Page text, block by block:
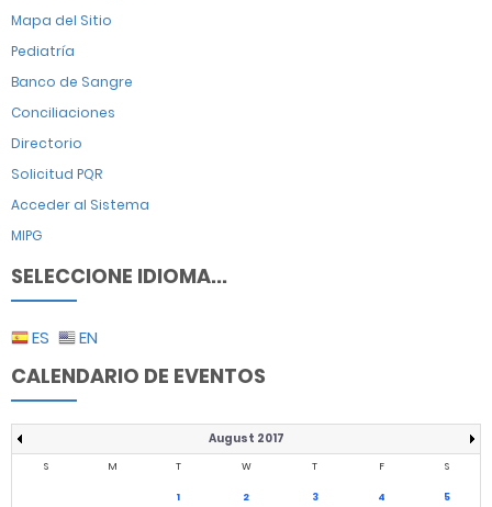
Mapa del Sitio
Pediatría
Banco de Sangre
Conciliaciones
Directorio
Solicitud PQR
Acceder al Sistema
MIPG
SELECCIONE IDIOMA...
ES EN
CALENDARIO DE EVENTOS
August 2017
S M T W T F S
1 2 3 4
5